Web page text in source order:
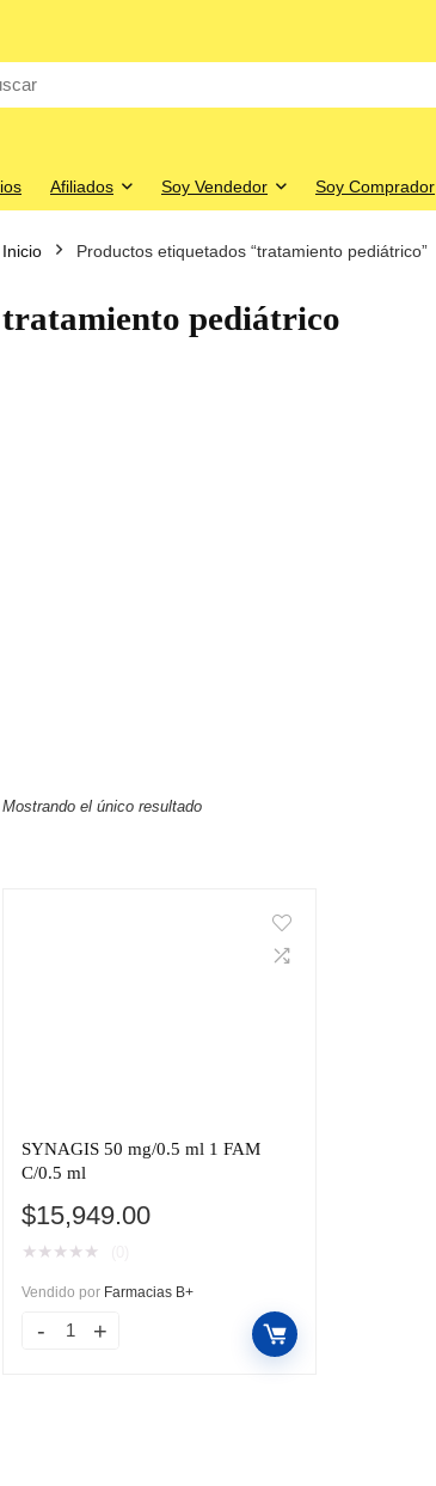
Afiliados Soy Vendedor Soy Comprador
Inicio Productos etiquetados “tratamiento pediátrico”
tratamiento pediátrico
Mostrando el único resultado
SYNAGIS 50 mg/0.5 ml 1 FAM
C/0.5 ml
$15,949.00
★ ★ ★ ★ ★
Vendido por Farmacias B+
SYNAGIS